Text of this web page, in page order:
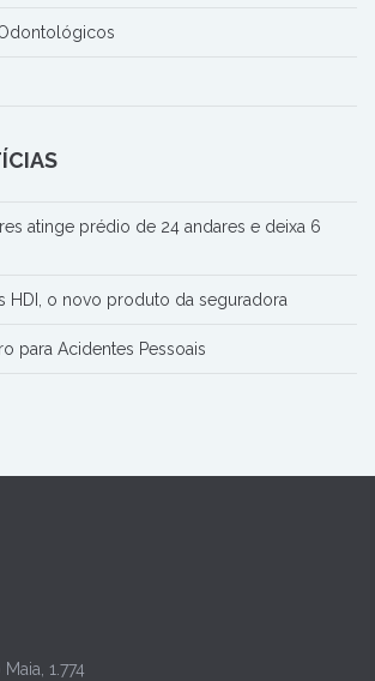
atinge prédio de 24 andares e deixa 6
HDI, o novo produto da seguradora
para Acidentes Pessoais
1.774